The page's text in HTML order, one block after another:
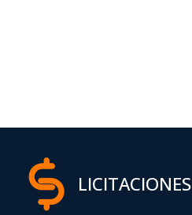
LICITACIONES